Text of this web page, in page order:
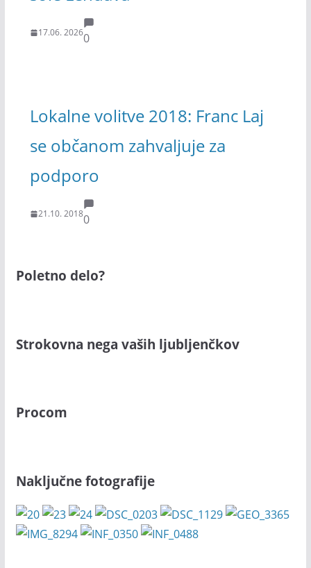
17.06. 20260
Lokalne volitve 2018: Franc Laj
se občanom zahvaljuje za
podporo
21.10. 20180
Poletno delo?
Strokovna nega vaših ljubljenčkov
Procom
Naključne fotografije